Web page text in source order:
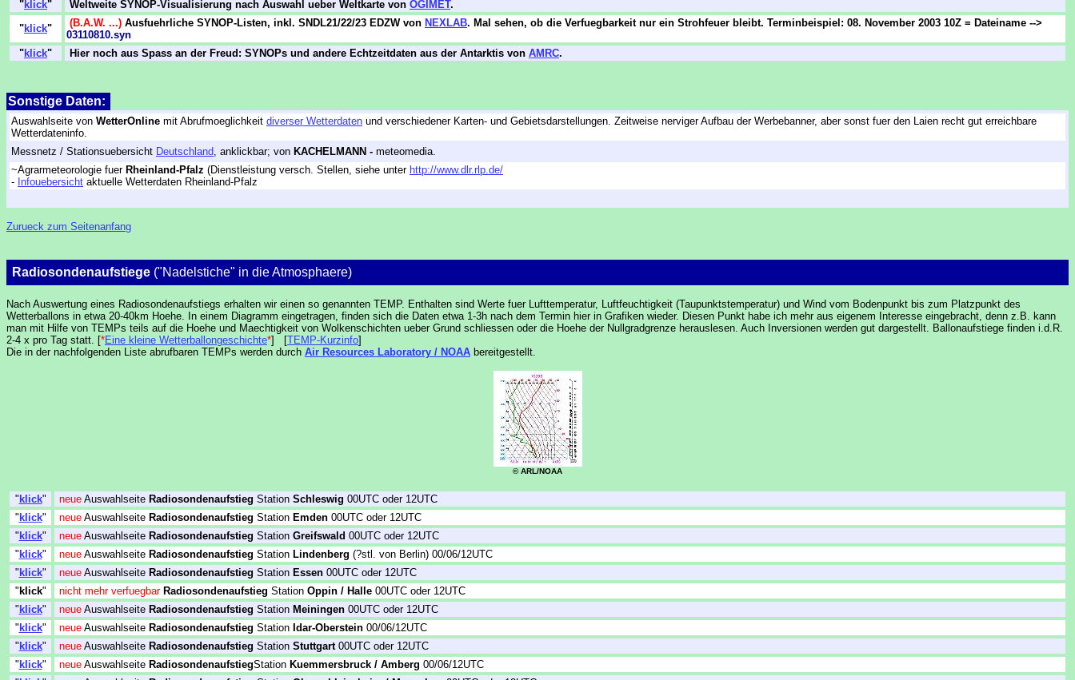
"klick" Weltweite SYNOP-Visualisierung nach Auswahl ueber Weltkarte von OGIMET.
"klick" (B.A.W. ...) Ausfuehrliche SYNOP-Listen, inkl. SNDL21/22/23 EDZW von NEXLAB. Mal sehen, ob die Verfuegbarkeit nur ein Strohfeuer bleibt. Terminbeispiel: 08. November 2003 10Z = Dateiname -->
03110810.syn
"klick" Hier noch aus Spass an der Freud: SYNOPs und andere Echtzeitdaten aus der Antarktis von AMRC.
Sonstige Daten:
Auswahlseite von WetterOnline mit Abrufmoeglichkeit diverser Wetterdaten und verschiedener Karten- und Gebietsdarstellungen. Zeitweise nerviger Aufbau der Werbebanner, aber sonst fuer den Laien recht gut erreichbare
Wetterdateninfo.
Messnetz / Stationsuebersicht Deutschland, anklickbar; von KACHELMANN - meteomedia.
~Agrarmeteorologie fuer Rheinland-Pfalz (Dienstleistung versch. Stellen, siehe unter http://www.dlr.rlp.de/
- Infouebersicht aktuelle Wetterdaten Rheinland-Pfalz
Zurueck zum Seitenanfang
Radiosondenaufstiege ("Nadelstiche" in die Atmosphaere)
Nach Auswertung eines Radiosondenaufstiegs erhalten wir einen so genannten TEMP. Enthalten sind Werte fuer Lufttemperatur, Luftfeuchtigkeit (Taupunktstemperatur) und Wind vom Bodenpunkt bis zum Platzpunkt des
Wetterballons in etwa 20-40km Hoehe. In einem Diagramm eingetragen, finden sich die Daten etwa 1-3h nach dem Termin hier in Grafiken wieder. Diesen Punkt habe ich mehr aus eigenem Interesse eingebracht, denn z.B. kann
man mit Hilfe von TEMPs teils auf die Hoehe und Maechtigkeit von Wolkenschichten ueber Grund schliessen oder die Hoehe der Nullgradgrenze herauslesen. Auch Inversionen werden gut dargestellt. Ballonaufstiege finden i.d.R.
2-4 x pro Tag statt. [*Eine kleine Wetterballongeschichte*] [TEMP-Kurzinfo]
Die in der nachfolgenden Liste abrufbaren TEMPs werden durch Air Resources Laboratory / NOAA bereitgestellt.
© ARL/NOAA
" klick" neue Auswahlseite Radiosondenaufstieg Station Schleswig 00UTC oder 12UTC
" klick" neue Auswahlseite Radiosondenaufstieg Station Emden 00UTC oder 12UTC
" klick" neue Auswahlseite Radiosondenaufstieg Station Greifswald 00UTC oder 12UTC
" klick" neue Auswahlseite Radiosondenaufstieg Station Lindenberg (?stl. von Berlin) 00/06/12UTC
" klick" neue Auswahlseite Radiosondenaufstieg Station Essen 00UTC oder 12UTC
" klick" nicht mehr verfuegbar Radiosondenaufstieg Station Oppin / Halle 00UTC oder 12UTC
" klick" neue Auswahlseite Radiosondenaufstieg Station Meiningen 00UTC oder 12UTC
" klick" neue Auswahlseite Radiosondenaufstieg Station Idar-Oberstein 00/06/12UTC
" klick" neue Auswahlseite Radiosondenaufstieg Station Stuttgart00UTC oder 12UTC
" klick" neue Auswahlseite RadiosondenaufstiegStation Kuemmersbruck / Amberg 00/06/12UTC